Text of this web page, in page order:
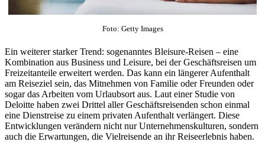
Foto: Getty Images
Ein weiterer starker Trend: sogenanntes Bleisure-Reisen – eine
Kombination aus Business und Leisure, bei der Geschäftsreisen um
Freizeitanteile erweitert werden. Das kann ein längerer Aufenthalt
am Reiseziel sein, das Mitnehmen von Familie oder Freunden oder
sogar das Arbeiten vom Urlaubsort aus. Laut einer Studie von
Deloitte haben zwei Drittel aller Geschäftsreisenden schon einmal
eine Dienstreise zu einem privaten Aufenthalt verlängert. Diese
Entwicklungen verändern nicht nur Unternehmenskulturen, sondern
auch die Erwartungen, die Vielreisende an ihr Reiseerlebnis haben.